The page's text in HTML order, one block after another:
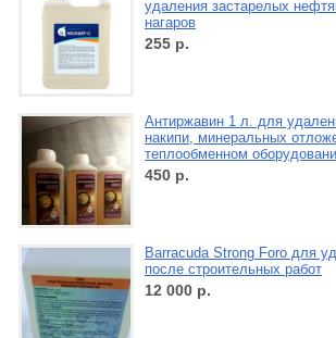
удаления застарелых
нагаров
255 р.
Антиржавин 1 л. для
накипи, минеральных
теплообменном
450 р.
Barracuda Strong Foro для
после строительных работ
12 000 р.